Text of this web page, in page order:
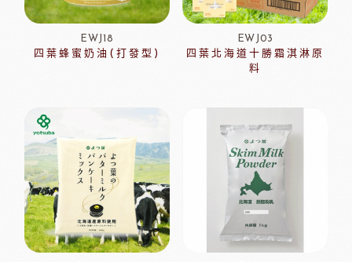
EWJ18
四葉蜂蜜奶油(打發型)
EWJ03
四葉北海道十勝霜淇淋原
料